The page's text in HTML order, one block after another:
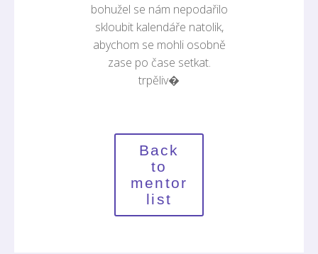
bohužel se nám nepodařilo
skloubit kalendáře natolik,
abychom se mohli osobně
zase po čase setkat.
trpěliv�
Back
to
mentor
list